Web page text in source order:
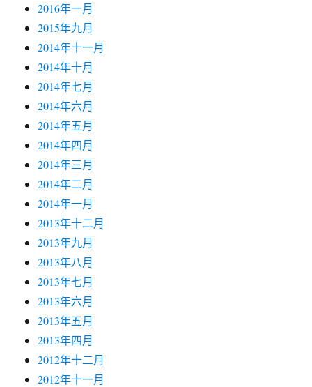
2016年一月
2015年九月
2014年十一月
2014年十月
2014年七月
2014年六月
2014年五月
2014年四月
2014年三月
2014年二月
2014年一月
2013年十二月
2013年九月
2013年八月
2013年七月
2013年六月
2013年五月
2013年四月
2012年十二月
2012年十一月